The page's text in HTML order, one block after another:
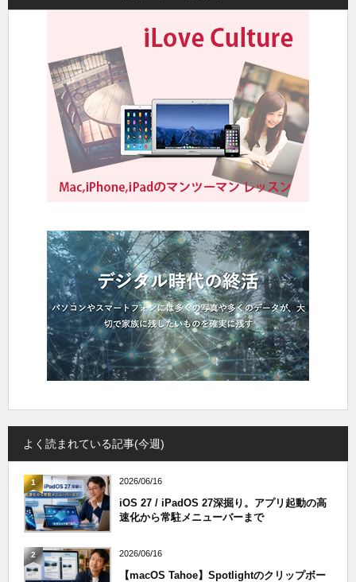
よく読まれている記事(今週)
1 2026/06/16
iOS 27 / iPadOS 27深掘り。アプリ起動の高
速化から常駐メニューバーまで
2 2026/06/16
【macOS Tahoe】Spotlightのクリップボー